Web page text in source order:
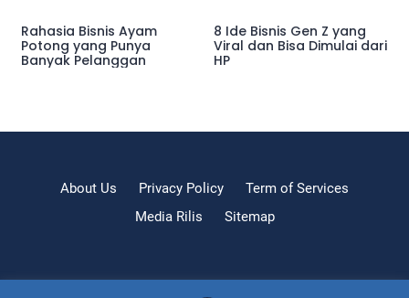
Rahasia Bisnis Ayam
Potong yang Punya
Banyak Pelanggan
8 Ide Bisnis Gen Z yang
Viral dan Bisa Dimulai dari
HP
About Us Privacy Policy
Term of Services
Media Rilis
Sitemap